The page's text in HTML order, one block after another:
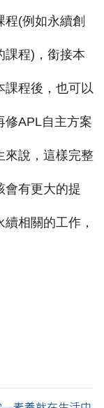
(例如永續創
課程)，銜接本
課程後，也可以
修APL自主方案
來說，這樣完整
會有更大的提
相關的工作，